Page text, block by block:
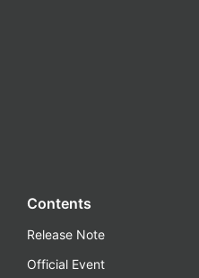
Contents
Release Note
Official Event